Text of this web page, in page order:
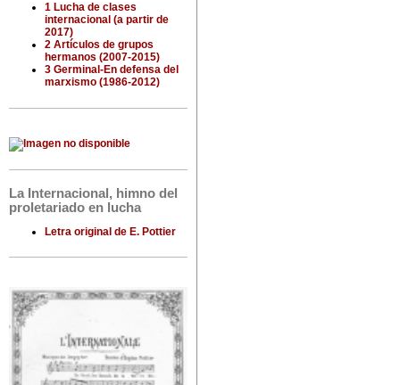
1 Lucha de clases
internacional (a partir de
2017)
2 Artículos de grupos
hermanos (2007-2015)
3 Germinal-En defensa del
marxismo (1986-2012)
La Internacional, himno del
proletariado en lucha
Letra original de E. Pottier